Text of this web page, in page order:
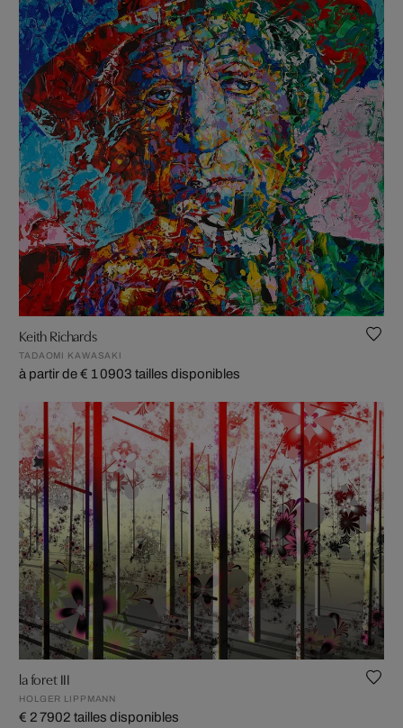
Keith Richards
TADAOMI KAWASAKI
à partir de € 1 0903 tailles disponibles
la foret III
HOLGER LIPPMANN
€ 2 7902 tailles disponibles